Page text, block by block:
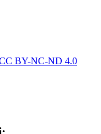
BY-NC-ND 4.0